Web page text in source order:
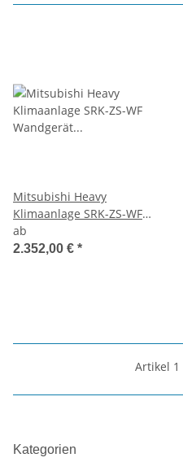
Mitsubishi Heavy
Klimaanlage SRK-ZS-WF
Wandgerät Multisplit Set
mit 2 Innengeräten
ab
2.352,00 € *
Artikel 1
Kategorien